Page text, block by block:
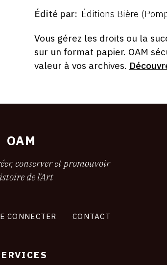
ÉDITÉ
Édité par Éditions Bière
FORMAT
ÉTAT
Vous gérez les droits ou la
sur un format papier. OAM
valeur à vos archives.
OAM
conserver et promouvoir
de l'Art
CONNECTER CONTACT